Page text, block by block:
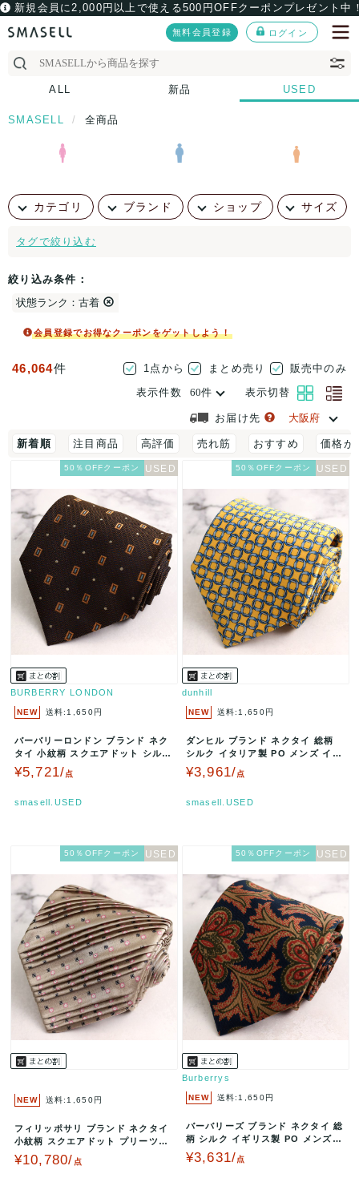
新規会員に2,000円以上で使える500円OFFクーポンプレゼント中
無料会員登録 ログイン
ALL 新品 USED
SMASELL 全商品
カテゴリ ブランド ショップ サイズ
タグで絞り込む
絞り込み条件：
状態ランク：古着
会員登録でお得なクーポンをゲットしよう！
46,064件 1点から まとめ売り
販売中のみ
表示件数
表示切替
お届け先
新着順 注目商品 高評価 売れ筋 おすすめ 価格が
50％OFFクーポン
BURBERRY LONDON
NEW 送料:1,650円
バーバリーロンドン ブランド ネク
タイ 小紋柄 スクエアドット シルク
日本製 PO メンズ ブラウ…
¥5,721/点
smasell.USED
50％OFFクーポン
dunhill
NEW 送料:1,650円
ダンヒル ブランド ネクタイ 総柄
シルク イタリア製 PO メンズ イエ
ロー dunhill 【中…
¥3,961/点
smasell.USED
50％OFFクーポン
NEW 送料:1,650円
フィリッポサリ ブランド ネクタイ
小紋柄 スクエアドット プリーツ加
工 シルク PO メンズ …
¥10,780/ 点
50％OFFクーポン
Burberrys
NEW 送料:1,650円
バーバリーズ ブランド ネクタイ 総
柄 シルク イギリス製 PO メンズ
オレンジ Burberry…
¥3,631/点